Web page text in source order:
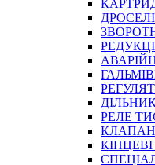
ЧЕРВ`ЯЧНІ
ПРУЖИННІ
НЕЙЛОНОВІ
ПРОРЕЗИНЕНІ
ДРОСЕЛІ
РЕЛЕ